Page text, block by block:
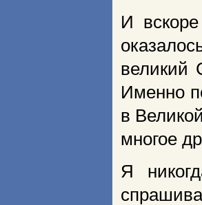
И
великий
Именно
в
многое
Я